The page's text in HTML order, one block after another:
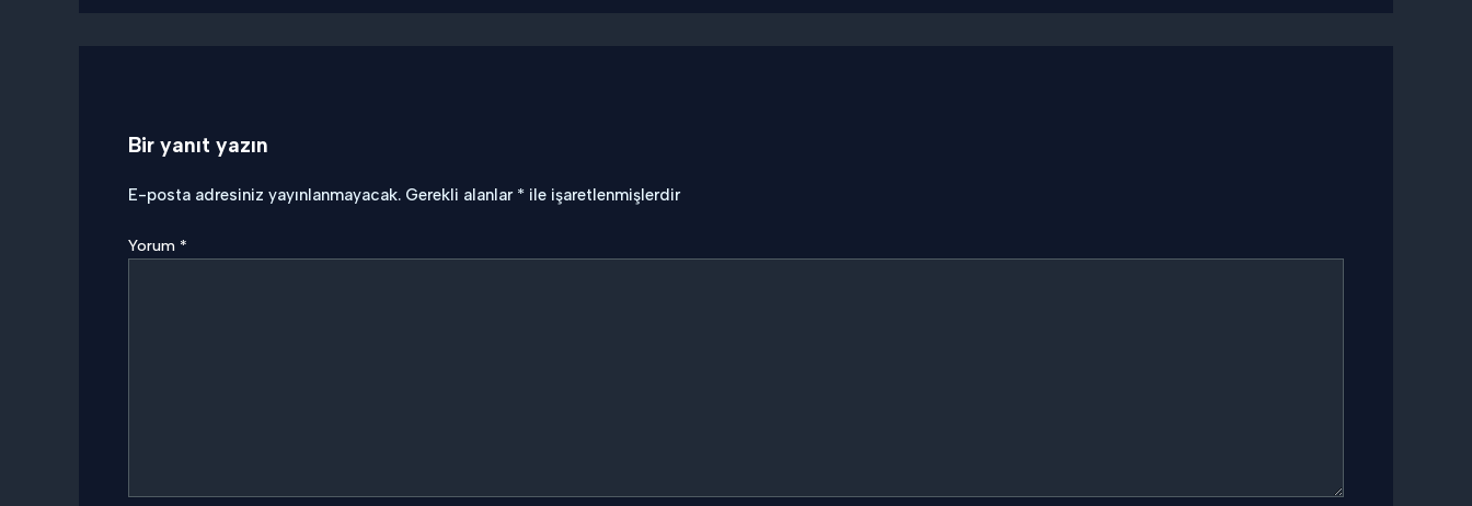
Bir yanıt yazın
E-posta adresiniz yayınlanmayacak. Gerekli alanlar * ile işaretlenmişlerdir
Yorum *